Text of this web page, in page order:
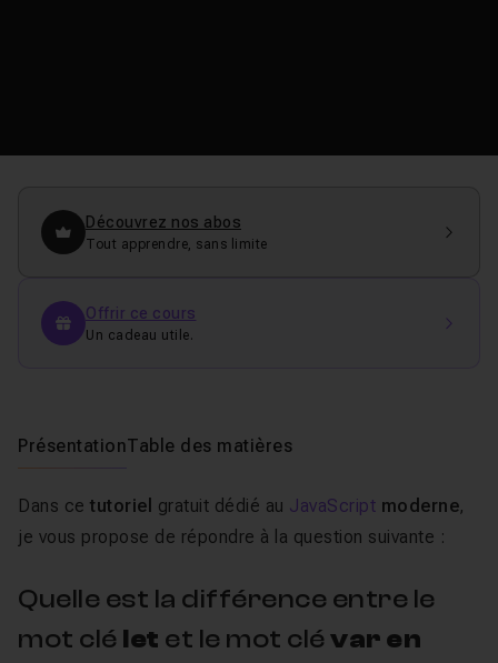
Découvrez nos abos
Tout apprendre, sans limite
Offrir ce cours
Un cadeau utile.
PrésentationTable des matières
Dans ce tutoriel gratuit dédié au JavaScript moderne,
je vous propose de répondre à la question suivante :
Quelle est la différence entre le
mot clé let et le mot clé var en